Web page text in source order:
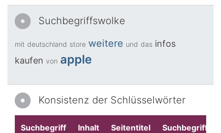
Suchbegriffswolke
mit deutschland store weitere und das infos
kaufen von apple
Konsistenz der Schlüsselwörter
Suchbegriff Inhalt Seitentitel Suchbegriffe